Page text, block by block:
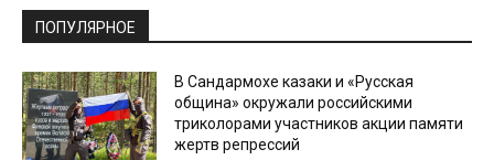
ПОПУЛЯРНОЕ
В Сандармохе казаки и «Русская
община» окружали российскими
триколорами участников акции памяти
жертв репрессий